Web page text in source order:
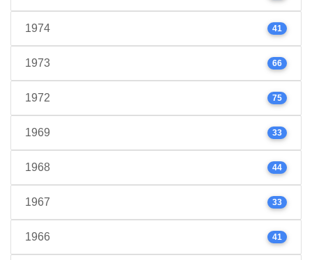
1974 41
1973 66
1972 75
1969 33
1968 44
1967 33
1966 41